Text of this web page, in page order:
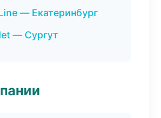
— Екатеринбург
— Сургут